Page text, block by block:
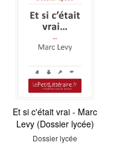
Et si c'était vrai - Marc
Levy (Dossier lycée)
Dossier lycée